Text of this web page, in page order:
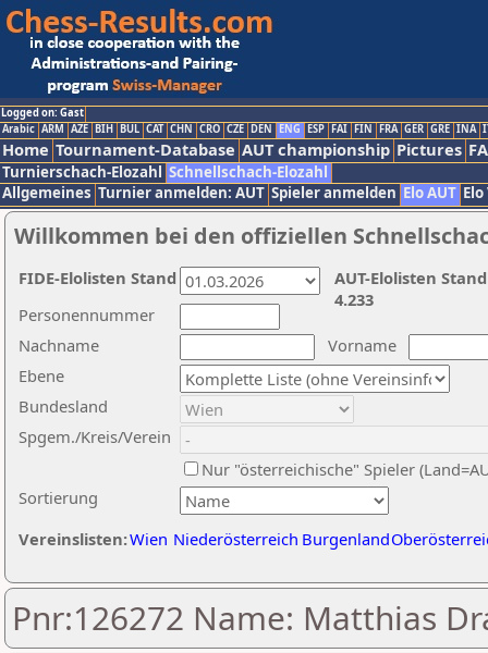
Logged on: Gast
Arabic ARM AZE BIH BUL CAT CHN CRO CZE DEN ENG ESP FAI FIN FRA GER GRE INA
Home Tournament-Database AUT championship Pictures
Turnierschach-Elozahl Schnellschach-Elozahl
Allgemeines Turnier anmelden: AUT Spieler anmelden Elo AUT
Willkommen bei den offiziellen
Nachname
Vorname
Ebene
Sortierung
Personennummer
Bundesland
Spgem./Kreis/Verein
Nur "österreichische" Spieler
Vereinslisten:Wien Niederösterreich Burgenland
AUT-Elolisten
4.233
FIDE-Elolisten Stand
Pnr:126272 Name: Matthias